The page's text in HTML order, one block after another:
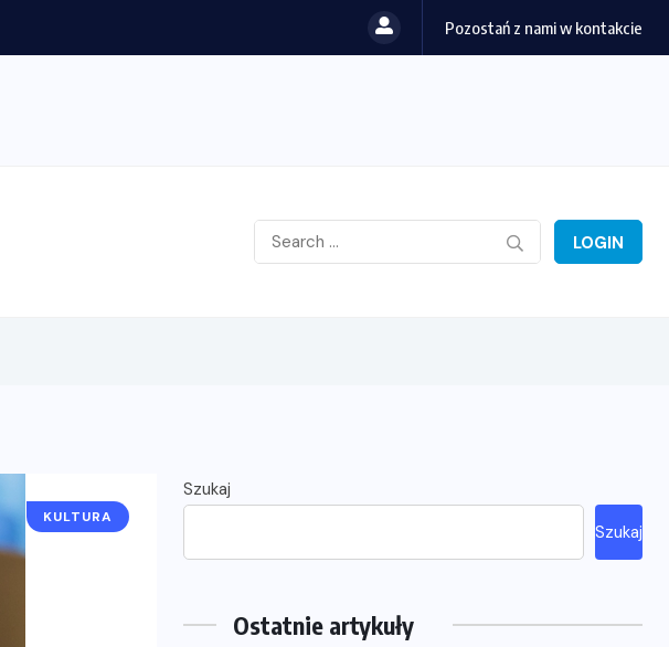
Pozostań z nami w kontakcie
LOGIN
KULTURA
Szukaj
Szukaj
Ostatnie artykuły